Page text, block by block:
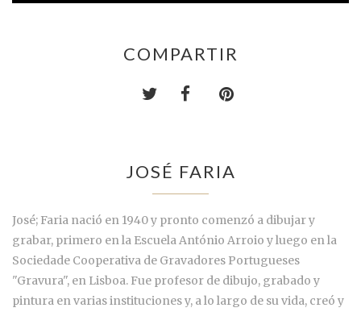
COMPARTIR
JOSÉ FARIA
José; Faria nació en 1940 y pronto comenzó a dibujar y
grabar, primero en la Escuela António Arroio y luego en la
Sociedade Cooperativa de Gravadores Portugueses
"Gravura", en Lisboa. Fue profesor de dibujo, grabado y
pintura en varias instituciones y, a lo largo de su vida, creó y